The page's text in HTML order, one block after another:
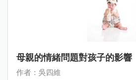
母親的情緒問題對孩子的影響
作者：吳四維